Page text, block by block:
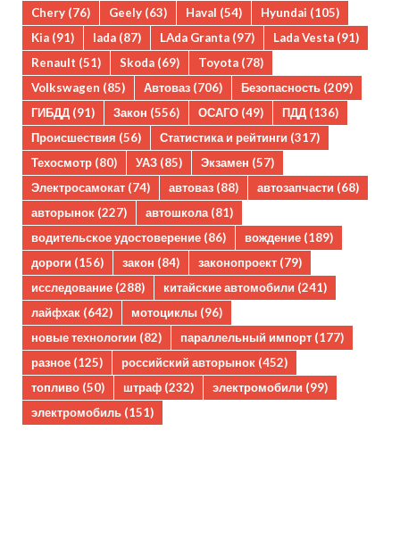
Chery (76) Geely (63) Haval (54) Hyundai (105)
Kia (91) lada (87) LAda Granta (97) Lada Vesta (91)
Renault (51) Skoda (69) Toyota (78)
Volkswagen (85) Автоваз (706) Безопасность (209)
ГИБДД (91) Закон (556) ОСАГО (49) ПДД (136)
Происшествия (56) Статистика и рейтинги (317)
Техосмотр (80) УАЗ (85) Экзамен (57)
Электросамокат (74) автоваз (88) автозапчасти (68)
авторынок (227) автошкола (81)
водительское удостоверение (86) вождение (189)
дороги (156) закон (84) законопроект (79)
исследование (288) китайские автомобили (241)
лайфхак (642) мотоциклы (96)
новые технологии (82) параллельный импорт (177)
разное (125) российский авторынок (452)
топливо (50) штраф (232) электромобили (99)
электромобиль (151)